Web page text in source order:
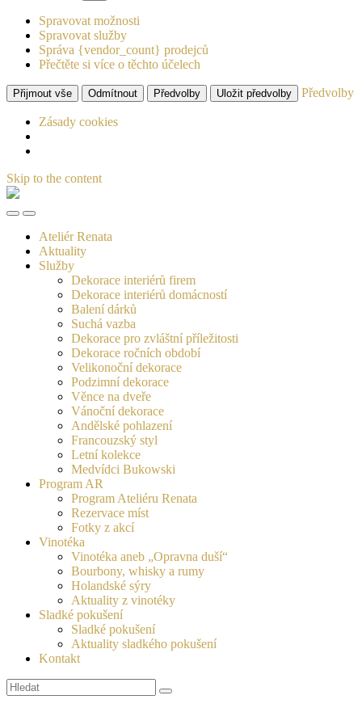
Spravovat možnosti
Spravovat služby
Správa {vendor_count} prodejců
Přečtěte si více o těchto účelech
Přijmout vše Odmítnout Předvolby Uložit předvolby Předvolby
Zásady cookies
Skip to the content
Ateliér
Toggle
mobile
menu
Toggle
the
search
field
Ateliér Renata
Aktuality
Služby
Dekorace interiérů firem
Dekorace interiérů domácností
Balení dárků
Suchá vazba
Dekorace pro zvláštní příležitosti
Dekorace ročních období
Velikonoční dekorace
Podzimní dekorace
Věnce na dveře
Vánoční dekorace
Andělské pohlazení
Francouzský styl
Letní kolekce
Medvídci Bukowski
Program AR
Program Ateliéru Renata
Rezervace míst
Fotky z akcí
Vinotéka
Vinotéka aneb „Opravna duší“
Bourbony, whisky a rumy
Holandské sýry
Aktuality z vinotéky
Sladké pokušení
Sladké pokušení
Aktuality sladkého pokušení
Kontakt
Search